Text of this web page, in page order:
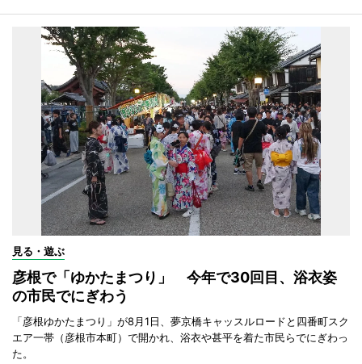
見る・遊ぶ
彦根で「ゆかたまつり」 今年で30回目、浴衣姿
の市民でにぎわう
「彦根ゆかたまつり」が8月1日、夢京橋キャッスルロードと四番町スク
エア一帯（彦根市本町）で開かれ、浴衣や甚平を着た市民らでにぎわっ
た。